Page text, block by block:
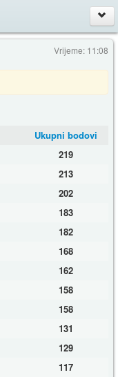
Vrijeme: 11:08
Ukupni bodovi
219
213
202
183
182
168
162
158
158
131
129
117